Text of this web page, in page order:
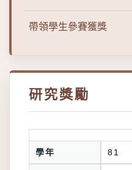
帶領學生參賽獲獎
研究獎勵
學年 81